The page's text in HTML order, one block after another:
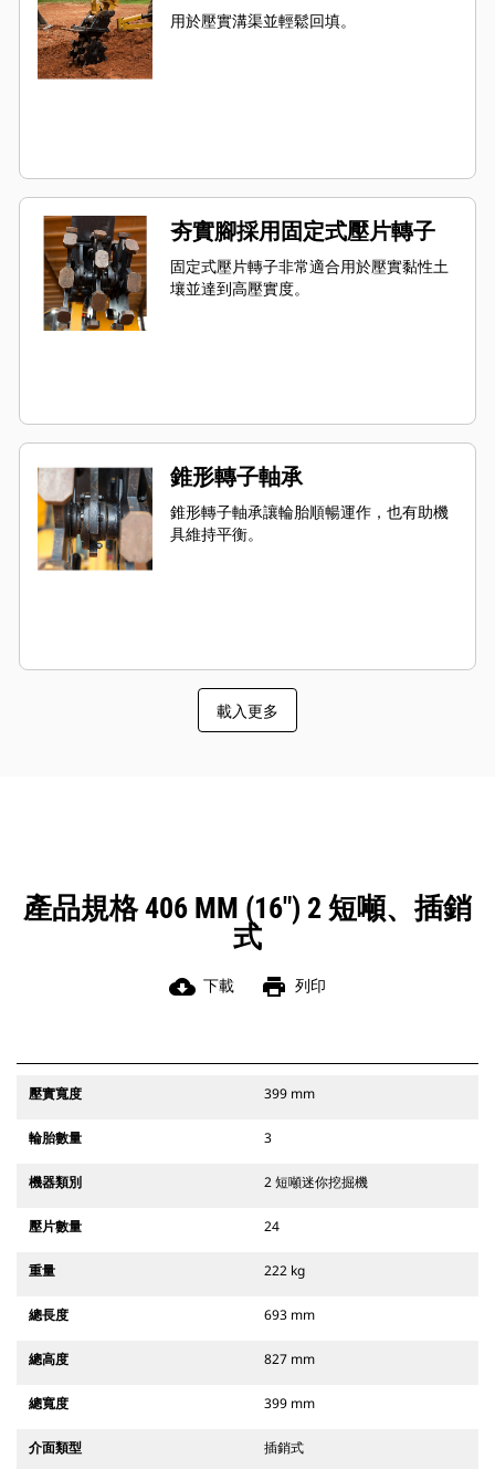
用於壓實溝渠並輕鬆回填。
夯實腳採用固定式壓片轉子
固定式壓片轉子非常適合用於壓實黏性土
壤並達到高壓實度。
錐形轉子軸承
錐形轉子軸承讓輪胎順暢運作，也有助機
具維持平衡。
載入更多
產品規格 406 MM (16") 2 短噸、插銷
式
cloud_download 下載 print 列印
壓實寬度 399 mm
輪胎數量 3
機器類別 2 短噸迷你挖掘機
壓片數量 24
重量 222 kg
總長度 693 mm
總高度 827 mm
總寬度 399 mm
介面類型 插銷式